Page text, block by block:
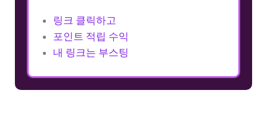
링크 클릭하고
포인트 적립 수익
내 링크는 부스팅